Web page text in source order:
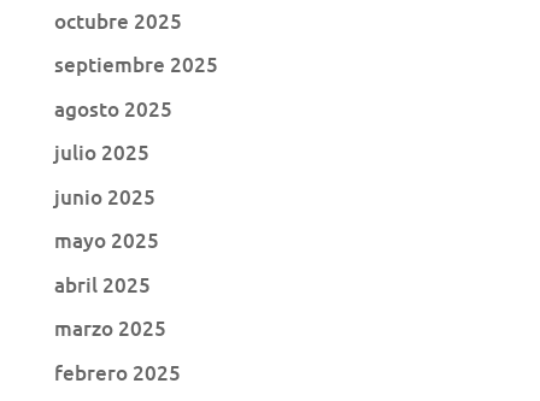
octubre 2025
septiembre 2025
agosto 2025
julio 2025
junio 2025
mayo 2025
abril 2025
marzo 2025
febrero 2025